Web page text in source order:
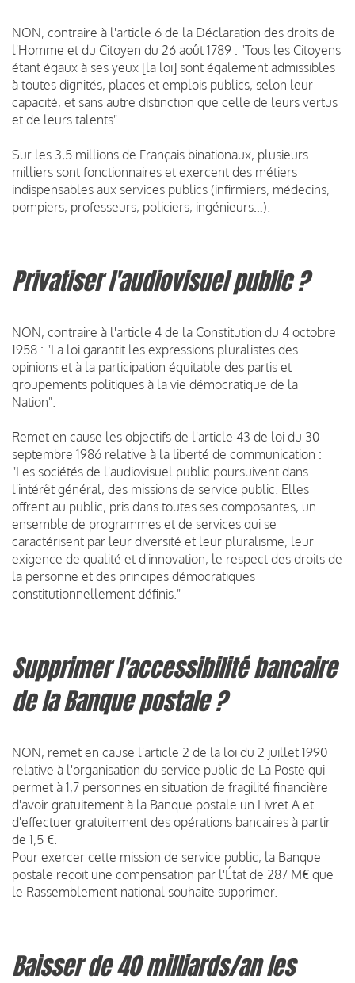
NON, contraire à l'article 6 de la Déclaration des droits de
l'Homme et du Citoyen du 26 août 1789 : "Tous les Citoyens
étant égaux à ses yeux [la loi] sont également admissibles
à toutes dignités, places et emplois publics, selon leur
capacité, et sans autre distinction que celle de leurs vertus
et de leurs talents".
Sur les 3,5 millions de Français binationaux, plusieurs
milliers sont fonctionnaires et exercent des métiers
indispensables aux services publics (infirmiers, médecins,
pompiers, professeurs, policiers, ingénieurs…).
Privatiser l'audiovisuel public ?
NON, contraire à l'article 4 de la Constitution du 4 octobre
1958 : "La loi garantit les expressions pluralistes des
opinions et à la participation équitable des partis et
groupements politiques à la vie démocratique de la
Nation".
Remet en cause les objectifs de l'article 43 de loi du 30
septembre 1986 relative à la liberté de communication :
"Les sociétés de l'audiovisuel public poursuivent dans
l'intérêt général, des missions de service public. Elles
offrent au public, pris dans toutes ses composantes, un
ensemble de programmes et de services qui se
caractérisent par leur diversité et leur pluralisme, leur
exigence de qualité et d'innovation, le respect des droits de
la personne et des principes démocratiques
constitutionnellement définis."
Supprimer l'accessibilité bancaire
de la Banque postale ?
NON, remet en cause l'article 2 de la loi du 2 juillet 1990
relative à l'organisation du service public de La Poste qui
permet à 1,7 personnes en situation de fragilité financière
d'avoir gratuitement à la Banque postale un Livret A et
d'effectuer gratuitement des opérations bancaires à partir
de 1,5 €.
Pour exercer cette mission de service public, la Banque
postale reçoit une compensation par l'État de 287 M€ que
le Rassemblement national souhaite supprimer.
Baisser de 40 milliards/an les